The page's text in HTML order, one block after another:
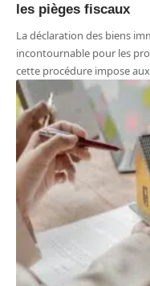
les pièges fiscaux
La déclaration des biens
incontournable pour les
cette procédure impose